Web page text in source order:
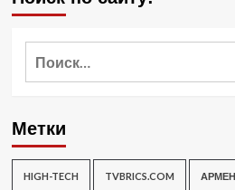
Метки
HIGH-TECH TVBRICS.COM